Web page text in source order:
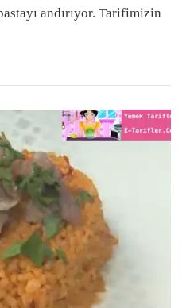
andırıyor. Tarifimizin